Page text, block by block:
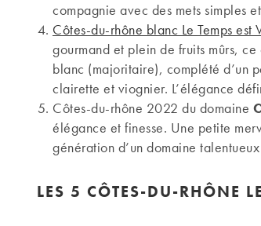
compagnie avec des mets simples
Côtes-du-rhône blanc Le Temps
gourmand et plein de fruits mûrs,
blanc (majoritaire), complété d’un
clairette et viognier. L’élégance
Côtes-du-rhône 2022 du domaine
élégance et finesse. Une petite
génération d’un domaine
LES 5 CÔTES-DU-RHÔNE